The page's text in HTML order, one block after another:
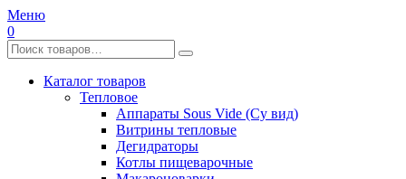
Меню
0
Каталог товаров
Тепловое
Аппараты Sous Vide (Су вид)
Витрины тепловые
Дегидраторы
Котлы пищеварочные